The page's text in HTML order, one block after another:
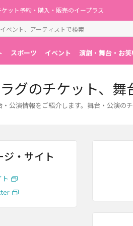
ケット予約・購入・販売のイープラス
スポーツ イベント 演劇・舞台・お笑
グのチケット、
公演情報をご紹介します。舞台・公演の
ジ・サイト